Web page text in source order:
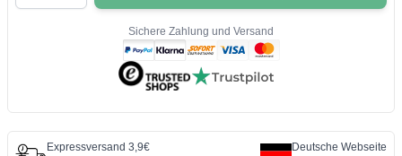
Sichere Zahlung und Versand
Expressversand 3,9€
Deutsche Webseite